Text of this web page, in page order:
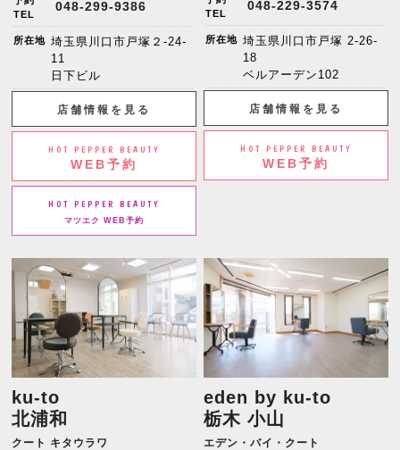
TEL
048-299-9386
所在地 埼玉県川口市戸塚２-24-
11
日下ビル
店舗情報を見る
HOT PEPPER BEAUTY
WEB予約
HOT PEPPER BEAUTY
マツエク WEB予約
TEL
048-229-3574
所在地 埼玉県川口市戸塚 2-26-
18
ベルアーデン102
店舗情報を見る
HOT PEPPER BEAUTY
WEB予約
ku-to
北浦和
クート キタウラワ
eden by ku-to
栃木 小山
エデン・バイ・クート